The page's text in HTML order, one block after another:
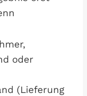
oder
(Lieferung